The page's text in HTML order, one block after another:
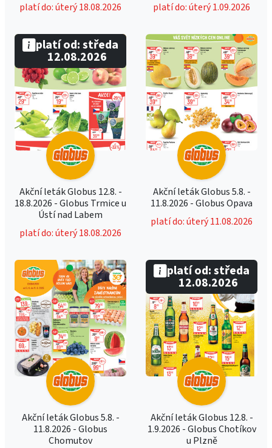
platí do: úterý 18.08.2026
platí do: úterý 1.09.2026
Akční leták Globus 12.8. -
18.8.2026 - Globus Trmice u
Ústí nad Labem
platí do: úterý 18.08.2026
platí od: středa
12.08.2026
Akční leták Globus 5.8. -
11.8.2026 - Globus Opava
platí do: úterý 11.08.2026
Akční leták Globus 5.8. -
11.8.2026 - Globus
Chomutov
Akční leták Globus 12.8. -
1.9.2026 - Globus Chotíkov
u Plzně
platí od: středa
12.08.2026